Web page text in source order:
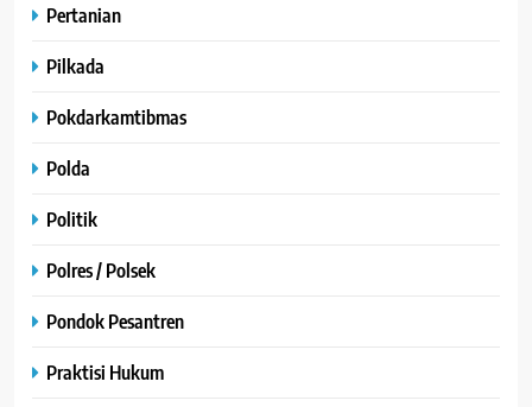
Pertanian
Pilkada
Pokdarkamtibmas
Polda
Politik
Polres / Polsek
Pondok Pesantren
Praktisi Hukum